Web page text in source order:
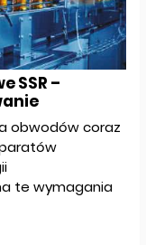
SSR –
obwodów coraz
te wymagania